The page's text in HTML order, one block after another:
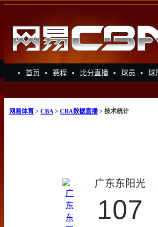
首页 赛程 比分直播 球员 球
网易体育 > CBA> CBA数据直播> 技术统计
广东东阳光
107